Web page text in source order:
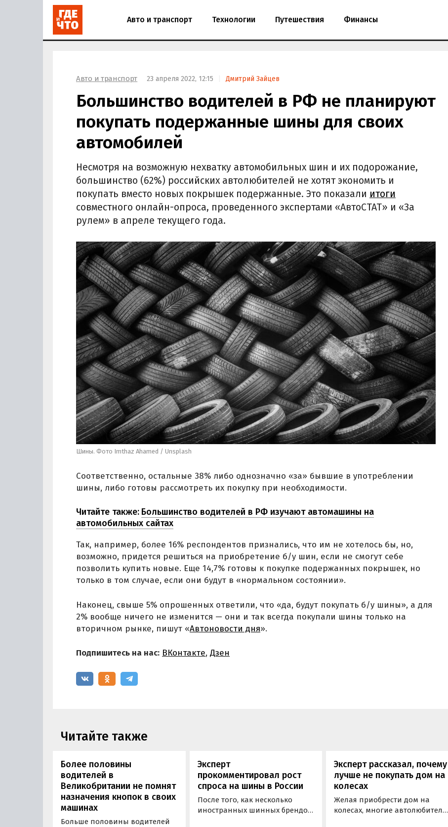
Авто и транспорт Технологии Путешествия Финансы
Авто и транспорт 23 апреля 2022, 12:15 Дмитрий Зайцев
Большинство водителей в РФ не планируют
покупать подержанные шины для своих
автомобилей
Несмотря на возможную нехватку автомобильных шин и их подорожание,
большинство (62%) российских автолюбителей не хотят экономить и
покупать вместо новых покрышек подержанные. Это показали итоги
совместного онлайн-опроса, проведенного экспертами «АвтоСТАТ» и «За
рулем» в апреле текущего года.
Шины. Фото Imthaz Ahamed / Unsplash
Соответственно, остальные 38% либо однозначно «за» бывшие в употреблении
шины, либо готовы рассмотреть их покупку при необходимости.
Читайте также: Большинство водителей в РФ изучают автомашины на
автомобильных сайтах
Так, например, более 16% респондентов признались, что им не хотелось бы, но,
возможно, придется решиться на приобретение б/у шин, если не смогут себе
позволить купить новые. Еще 14,7% готовы к покупке подержанных покрышек, но
только в том случае, если они будут в «нормальном состоянии».
Наконец, свыше 5% опрошенных ответили, что «да, будут покупать б/у шины», а для
2% вообще ничего не изменится — они и так всегда покупали шины только на
вторичном рынке, пишут «Автоновости дня».
Подпишитесь на нас: ВКонтакте, Дзен
Читайте также
Более половины
водителей в
Великобритании не помнят
назначения кнопок в своих
машинах
Больше половины водителей
Эксперт
прокомментировал рост
спроса на шины в России
После того, как несколько
иностранных шинных брендов
Эксперт рассказал, почему
лучше не покупать дом на
колесах
Желая приобрести дом на
колесах, многие автолюбители